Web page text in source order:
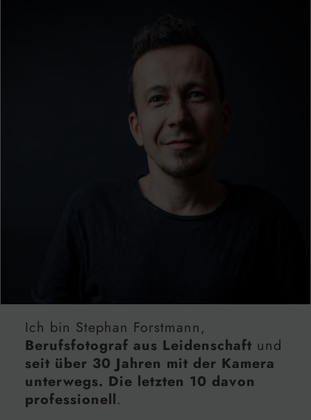
Ich bin Stephan Forstmann,
Berufsfotograf aus Leidenschaft und
seit über 30 Jahren mit der Kamera
unterwegs. Die letzten 10 davon
professionell.